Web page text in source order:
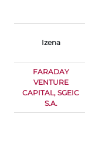
Izena
FARADAY
VENTURE
CAPITAL, SGEIC
S.A.